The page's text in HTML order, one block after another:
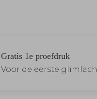
Gratis 1e proefdruk
Voor de eerste glimlach